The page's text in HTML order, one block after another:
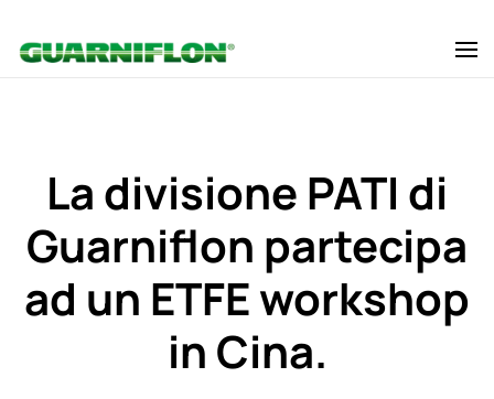
Skip to main content
La divisione PATI di
Guarniflon partecipa
ad un ETFE workshop
in Cina.